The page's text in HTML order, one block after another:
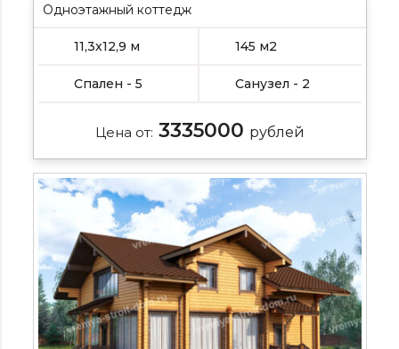
Одноэтажный коттедж
11,3х12,9 м 145 м2
Спален - 5 Санузел - 2
Цена от: 3335000 рублей